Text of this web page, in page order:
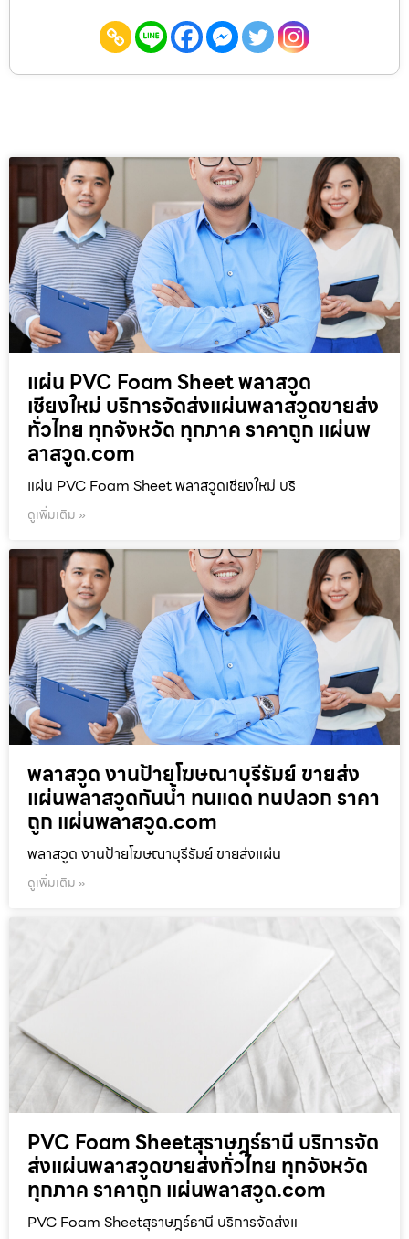
แผ่น PVC Foam Sheet พลาสวูด
เชียงใหม่ บริการจัดส่งแผ่นพลาสวูดขายส่ง
ทั่วไทย ทุกจังหวัด ทุกภาค ราคาถูก แผ่นพ
ลาสวูด.com
แผ่น PVC Foam Sheet พลาสวูดเชียงใหม่ บริ
ดูเพิ่มเติม »
พลาสวูด งานป้ายโฆษณาบุรีรัมย์ ขายส่ง
แผ่นพลาสวูดกันน้ำ ทนแดด ทนปลวก ราคา
ถูก แผ่นพลาสวูด.com
พลาสวูด งานป้ายโฆษณาบุรีรัมย์ ขายส่งแผ่น
ดูเพิ่มเติม »
PVC Foam Sheetสุราษฎร์ธานี บริการจัด
ส่งแผ่นพลาสวูดขายส่งทั่วไทย ทุกจังหวัด
ทุกภาค ราคาถูก แผ่นพลาสวูด.com
PVC Foam Sheetสุราษฎร์ธานี บริการจัดส่งแ